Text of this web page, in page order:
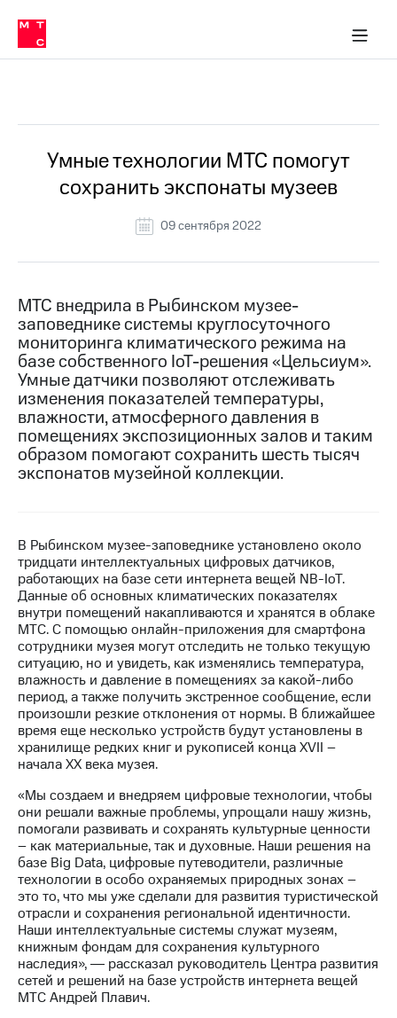
Медиа-центр
и акционерам
Устойчивое развитие
Комплаенс и деловая этика
компании
Карьера
История
компании
Руководство
Контакты
Медиа-центр
Пресс-
релизы
МТС
о технологиях
Достижения
Финансовая
отчетность
Контакты
Новости
в
регионе
и акционерам
Корпоративное
управление
Корпоративный
Раскрытие
информации
Информация
акционерам
Документы
ПАО
"МТС"
Собрания
акционеров
Личный
кабинет
акционера
Акционерный
в МТС
Пресс-
релизы
о технологиях
Умные технологии МТС помогут
сохранить экспонаты музеев
09 сентября 2022
МТС внедрила в Рыбинском музее-
заповеднике системы круглосуточного
мониторинга климатического режима на
базе собственного IoT-решения «Цельсиум».
Умные датчики позволяют отслеживать
изменения показателей температуры,
влажности, атмосферного давления в
помещениях экспозиционных залов и таким
образом помогают сохранить шесть тысяч
экспонатов музейной коллекции.
В Рыбинском музее-заповеднике установлено около
тридцати интеллектуальных цифровых датчиков,
работающих на базе сети интернета вещей NB-IoT.
Данные об основных климатических показателях
внутри помещений накапливаются и хранятся в облаке
МТС. С помощью онлайн-приложения для смартфона
сотрудники музея могут отследить не только текущую
ситуацию, но и увидеть, как изменялись температура,
влажность и давление в помещениях за какой-либо
период, а также получить экстренное сообщение, если
произошли резкие отклонения от нормы. В ближайшее
время еще несколько устройств будут установлены в
хранилище редких книг и рукописей конца XVII –
начала XX века музея.
«Мы создаем и внедряем цифровые технологии, чтобы
они решали важные проблемы, упрощали нашу жизнь,
помогали развивать и сохранять культурные ценности
– как материальные, так и духовные. Наши решения на
базе Big Data, цифровые путеводители, различные
технологии в особо охраняемых природных зонах –
это то, что мы уже сделали для развития туристической
отрасли и сохранения региональной идентичности.
Наши интеллектуальные системы служат музеям,
книжным фондам для сохранения культурного
наследия», ― рассказал руководитель Центра развития
сетей и решений на базе устройств интернета вещей
МТС Андрей Плавич.